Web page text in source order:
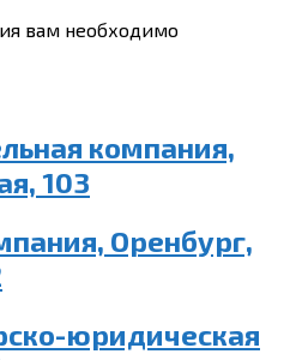
вам необходимо
компания,
103
Оренбург,
юридическая